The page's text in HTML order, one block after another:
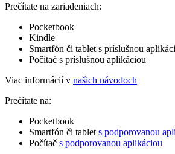
Prečítate na zariadeniach:
Pocketbook
Kindle
Smartfón či tablet s príslušnou
Počítač s príslušnou aplikáciou
Viac informácií v našich návodoch
Prečítate na:
Pocketbook
Smartfón či tablet s podporovanou
Počítač s podporovanou aplikáciou